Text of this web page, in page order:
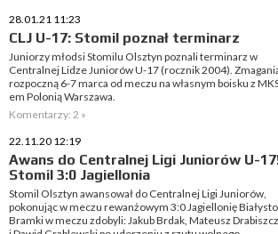
28.01.21 11:23
CLJ U-17: Stomil poznał terminarz
Juniorzy młodsi Stomilu Olsztyn poznali terminarz w
Centralnej Lidze Juniorów U-17 (rocznik 2004).
rozpoczną 6-7 marca od meczu na własnym boisku z
em Polonią Warszawa.
Komentarzy: 2 »
22.11.20 12:19
Awans do Centralnej Ligi Juniorów U-
Stomil 3:0 Jagiellonia
Stomil Olsztyn awansował do Centralnej Ligi Juniorów,
pokonując w meczu rewanżowym 3:0 Jagiellonię
Bramki w meczu zdobyli: Jakub Brdak, Mateusz